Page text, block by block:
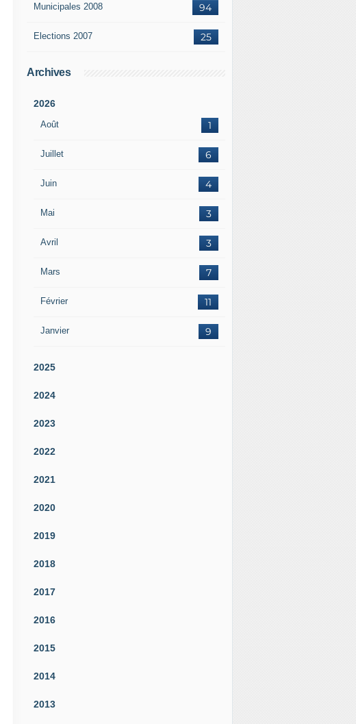
94
Municipales 2008
25
Elections 2007
Archives
2026
Août 1
Juillet 6
Juin 4
Mai 3
Avril 3
Mars 7
Février 11
Janvier 9
2025
2024
2023
2022
2021
2020
2019
2018
2017
2016
2015
2014
2013